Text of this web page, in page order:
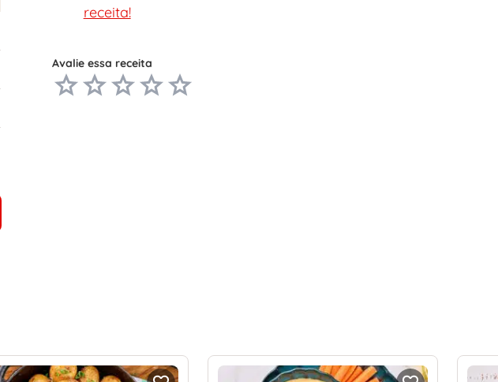
receita!
Avalie essa receita